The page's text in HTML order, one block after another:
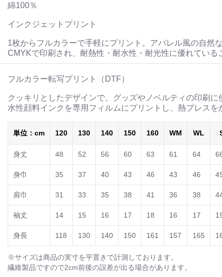
綿100％
インクジェットプリント
1枚からフルカラーで手軽にプリント。アパレル風の自然
CMYKで印刷され、耐熱性・耐水性・耐光性に優れてい
フルカラー転写プリント（DTF）
クッキリとしたデザインで、グッズやノベルティの印刷に
水性顔料インクを専用フィルムにプリントし、熱プレスを
単位：cm 120 130 140 150 160 WM WL
身丈 48 52 56 60 63 61 64
身巾 35 37 40 43 46 43 46
肩巾 31 33 35 38 41 36 38
袖丈 14 15 16 17 18 16 17
身長 118 130 140 150 161 157 165
※サイズは商品の実寸を平置きで計測しております。
繊維製品ですので2cm前後の誤差が出る場合があります。